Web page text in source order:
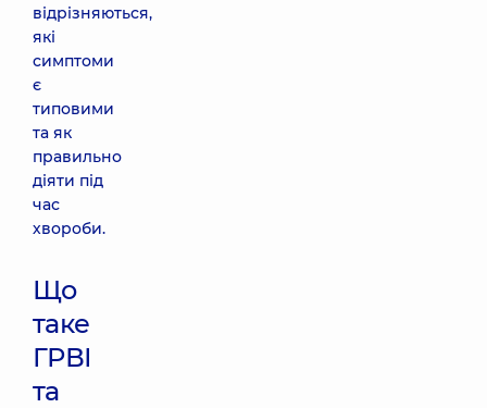
відрізняються,
які
симптоми
є
типовими
та як
правильно
діяти під
час
хвороби.
Що
таке
ГРВІ
та